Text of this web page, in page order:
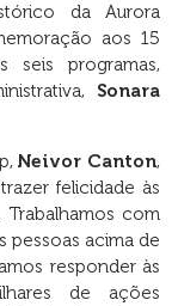
da Aurora
aos 15
seis programas,
Sonara
Neivor Canton,
felicidade às
Trabalhamos com
pessoas acima de
responder às
de ações